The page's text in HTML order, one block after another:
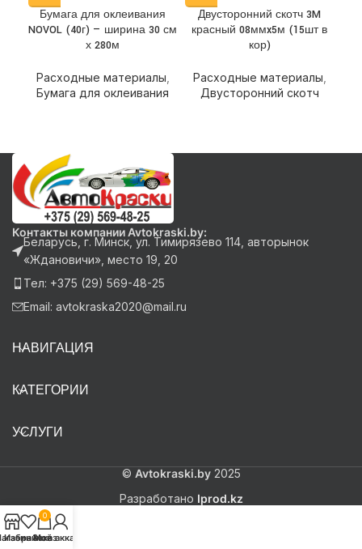
Бумага для оклеивания
NOVOL (40г) — ширина 30 см
х 280м
Расходные материалы
Бумага для оклеивания
Двусторонний скотч 3M
красный 08ммx5м (15шт в
кор)
Расходные материалы
Двусторонний скотч
Контакты компании Avtokraski.by:
Беларусь, г. Минск, ул. Тимирязево 114, авторынок
«Ждановичи», место 19, 20
Тел: +375 (29) 569-48-25
Email: avtokraska2020@mail.ru
НАВИГАЦИЯ
КАТЕГОРИИ
УСЛУГИ
© Avtokraski.by2025
Разработано Iprod.kz
Избранное
0
Заказ
Мой аккаунт